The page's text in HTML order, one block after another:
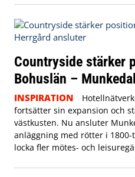
Countryside stärker
Bohuslän –
INSPIRATION
fortsätter sin expansion och
västkusten. Nu ansluter
anläggning med rötter i
locka fler mötes- och